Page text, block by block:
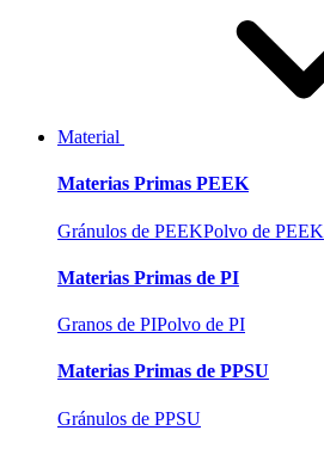
Material
Materias Primas PEEK
Gránulos de PEEKPolvo de PEEK
Materias Primas de PI
Granos de PIPolvo de PI
Materias Primas de PPSU
Gránulos de PPSU